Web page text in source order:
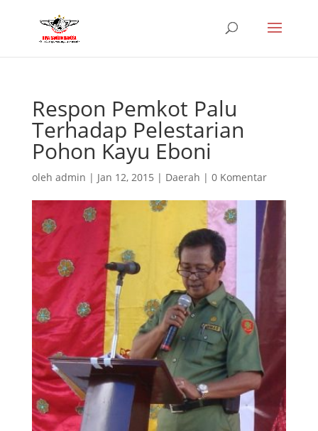
Respon Pemkot Palu
Terhadap Pelestarian
Pohon Kayu Eboni
oleh admin | Jan 12, 2015 | Daerah | 0 Komentar